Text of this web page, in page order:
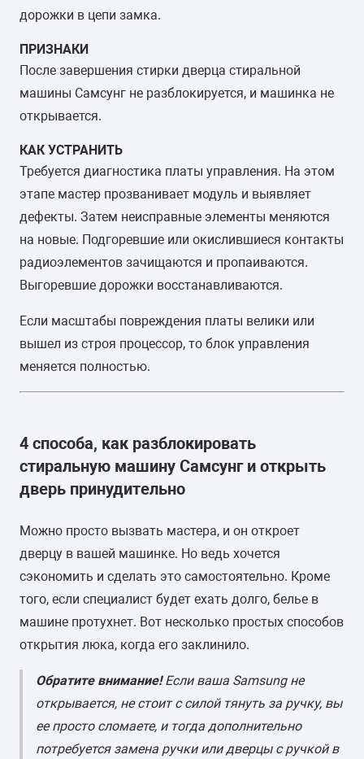
дорожки в цепи замка.
ПРИЗНАКИ
После завершения стирки дверца стиральной
машины Самсунг не разблокируется, и машинка не
открывается.
КАК УСТРАНИТЬ
Требуется диагностика платы управления. На этом
этапе мастер прозванивает модуль и выявляет
дефекты. Затем неисправные элементы меняются
на новые. Подгоревшие или окислившиеся контакты
радиоэлементов зачищаются и пропаиваются.
Выгоревшие дорожки восстанавливаются.
Если масштабы повреждения платы велики или
вышел из строя процессор, то блок управления
меняется полностью.
4 способа, как разблокировать
стиральную машину Самсунг и открыть
дверь принудительно
Можно просто вызвать мастера, и он откроет
дверцу в вашей машинке. Но ведь хочется
сэкономить и сделать это самостоятельно. Кроме
того, если специалист будет ехать долго, белье в
машине протухнет. Вот несколько простых способов
открытия люка, когда его заклинило.
Обратите внимание!Если ваша Samsung не
открывается, не стоит с силой тянуть за ручку, вы
ее просто сломаете, и тогда дополнительно
потребуется замена ручки или дверцы с ручкой в